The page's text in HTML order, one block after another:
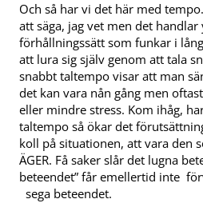
Och så har vi det här med
att säga, jag vet men det
förhållningssätt som funkar i
att lura sig själv genom att tala
snabbt taltempo visar att man
det kan vara nån gång men
eller mindre stress. Kom ihåg,
taltempo så ökar det
koll på situationen, att vara den
ÄGER. Få saker slår det lugna
beteendet” får emellertid
sega beteendet.